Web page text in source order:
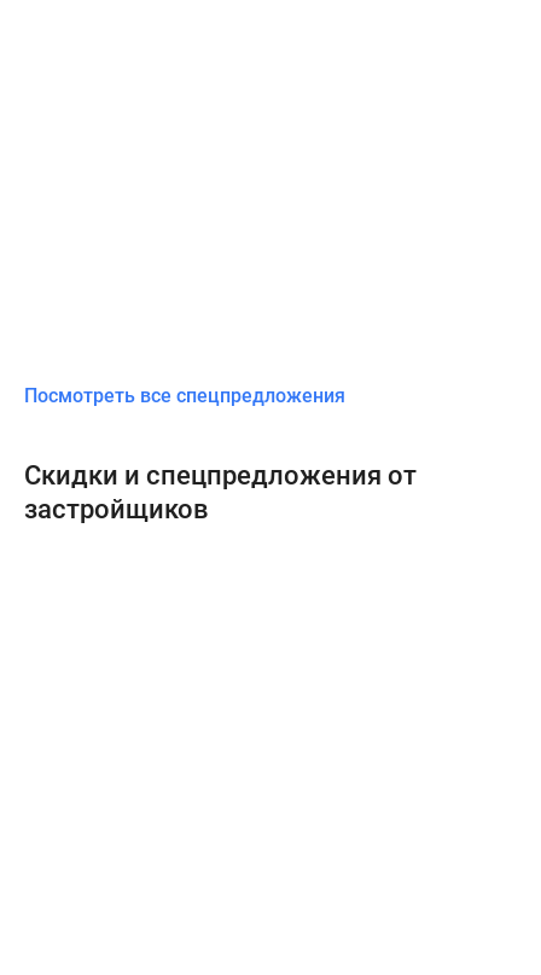
Посмотреть все спецпредложения
Скидки и спецпредложения от
застройщиков